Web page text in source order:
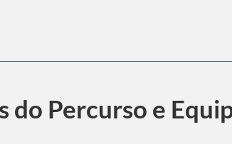
do Percurso e